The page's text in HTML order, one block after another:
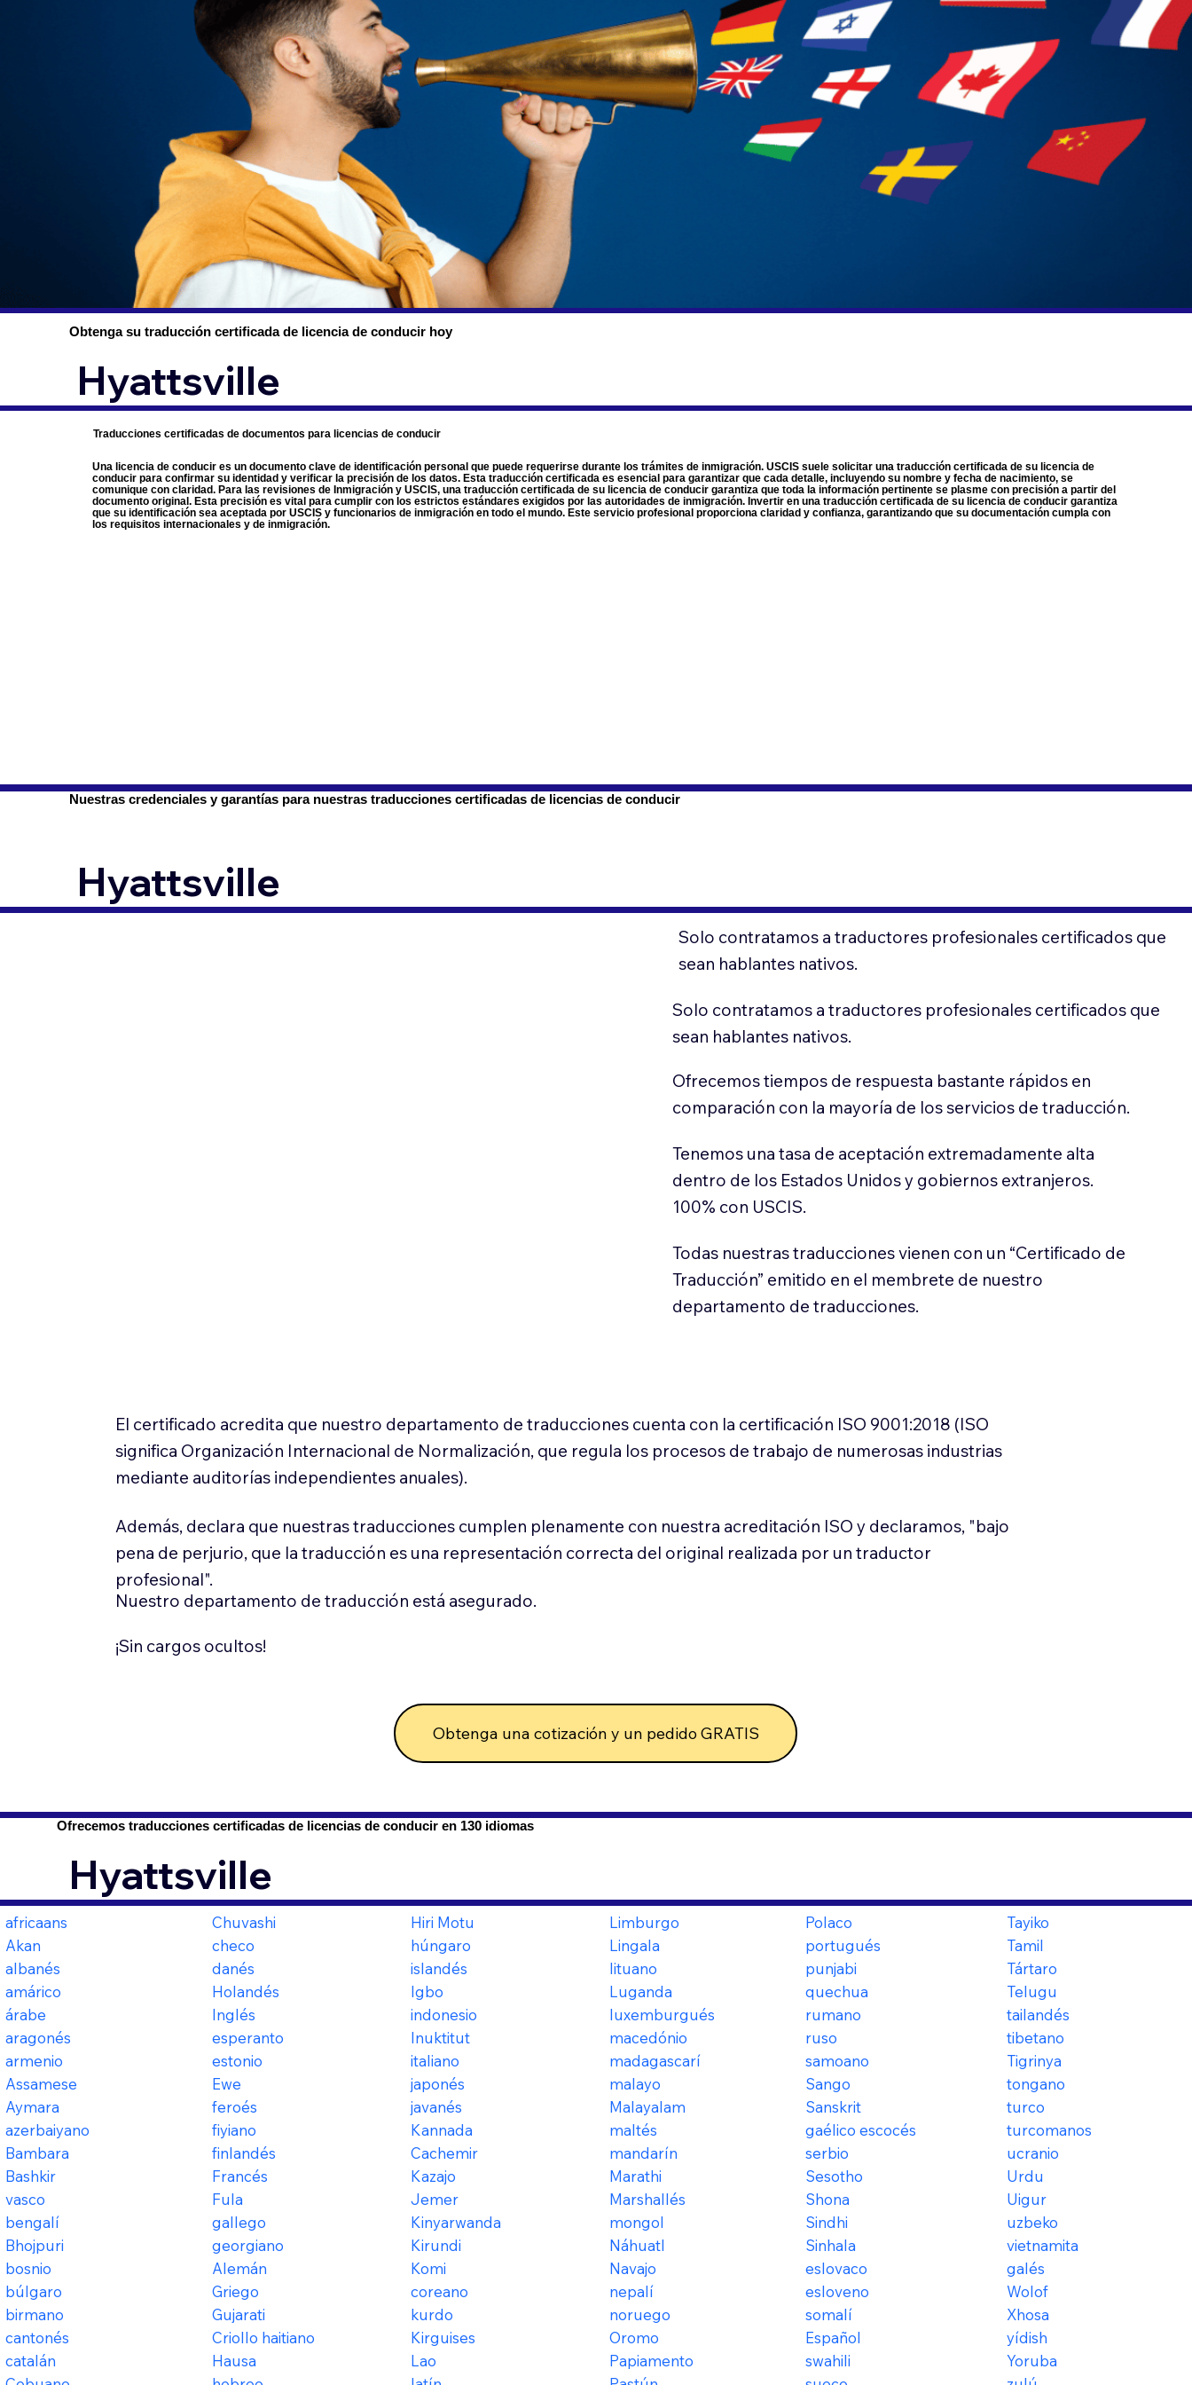
Obtenga su traducción certificada de licencia de conducir hoy
Hyattsville
Una licencia de conducir es un documento clave de identificación personal que puede requerirse durante los trámites de inmigración. USCIS suele solicitar una traducción certificada de su licencia de
conducir para confirmar su identidad y verificar la precisión de los datos. Esta traducción certificada es esencial para garantizar que cada detalle, incluyendo su nombre y fecha de nacimiento, se
comunique con claridad. Para las revisiones de Inmigración y USCIS, una traducción certificada de su licencia de conducir garantiza que toda la información pertinente se plasme con precisión a partir del
documento original. Esta precisión es vital para cumplir con los estrictos estándares exigidos por las autoridades de inmigración. Invertir en una traducción certificada de su licencia de conducir garantiza
que su identificación sea aceptada por USCIS y funcionarios de inmigración en todo el mundo. Este servicio profesional proporciona claridad y confianza, garantizando que su documentación cumpla con
los requisitos internacionales y de inmigración.
Traducciones certificadas de documentos para licencias de conducir
Nuestras credenciales y garantías para nuestras traducciones certificadas de licencias de conducir
Hyattsville
Solo contratamos a traductores profesionales certificados que
sean hablantes nativos.
Solo contratamos a traductores profesionales certificados que
sean hablantes nativos.
Ofrecemos tiempos de respuesta bastante rápidos en
comparación con la mayoría de los servicios de traducción.
Tenemos una tasa de aceptación extremadamente alta
dentro de los Estados Unidos y gobiernos extranjeros.
100% con USCIS.
Todas nuestras traducciones vienen con un “Certificado de
Traducción” emitido en el membrete de nuestro
departamento de traducciones.
El certificado acredita que nuestro departamento de traducciones cuenta con la certificación ISO 9001:2018 (ISO
significa Organización Internacional de Normalización, que regula los procesos de trabajo de numerosas industrias
mediante auditorías independientes anuales).
Además, declara que nuestras traducciones cumplen plenamente con nuestra acreditación ISO y declaramos, "bajo
pena de perjurio, que la traducción es una representación correcta del original realizada por un traductor
profesional".
Nuestro departamento de traducción está asegurado.
¡Sin cargos ocultos!
Obtenga una cotización y un pedido GRATIS
Ofrecemos traducciones certificadas de licencias de conducir en 130 idiomas
Hyattsville
africaans
Akan
albanés
amárico
árabe
aragonés
armenio
Assamese
Aymara
azerbaiyano
Bambara
Bashkir
vasco
bengalí
Bhojpuri
bosnio
búlgaro
birmano
cantonés
catalán
Chuvashi
checo
danés
Holandés
Inglés
esperanto
estonio
Ewe
feroés
fiyiano
finlandés
Francés
Fula
gallego
georgiano
Alemán
Griego
Gujarati
Criollo haitiano
Hausa
Hiri Motu
húngaro
islandés
Igbo
indonesio
Inuktitut
italiano
japonés
javanés
Kannada
Cachemir
Kazajo
Jemer
Kinyarwanda
Kirundi
Komi
coreano
kurdo
Kirguises
Lao
Limburgo
Lingala
lituano
Luganda
luxemburgués
macedónio
madagascarí
malayo
Malayalam
maltés
mandarín
Marathi
Marshallés
mongol
Náhuatl
Navajo
nepalí
noruego
Oromo
Papiamento
Polaco
portugués
punjabi
quechua
rumano
ruso
samoano
Sango
Sanskrit
gaélico escocés
serbio
Sesotho
Shona
Sindhi
Sinhala
eslovaco
esloveno
somalí
Español
swahili
Tayiko
Tamil
Tártaro
Telugu
tailandés
tibetano
Tigrinya
tongano
turco
turcomanos
ucranio
Urdu
Uigur
uzbeko
vietnamita
galés
Wolof
Xhosa
yídish
Yoruba